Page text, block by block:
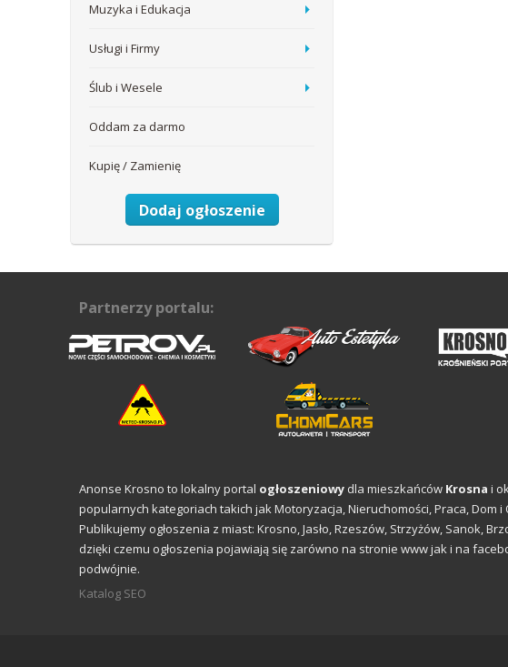
Muzyka i Edukacja
Usługi i Firmy
Ślub i Wesele
Oddam za darmo
Kupię / Zamienię
Dodaj ogłoszenie
Partnerzy portalu:
Anonse Krosno to lokalny portal ogłoszeniowy dla mieszkańców Krosna i
popularnych kategoriach takich jak Motoryzacja, Nieruchomości, Praca,Dom i
Publikujemy ogłoszenia z miast: Krosno, Jasło, Rzeszów, Strzyżów, Sanok,
dzięki czemu ogłoszenia pojawiają się zarówno na stronie www jak i na
podwójnie.
Katalog SEO